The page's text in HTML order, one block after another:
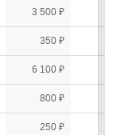
3 500 ₽
350 ₽
6 100 ₽
800 ₽
250 ₽